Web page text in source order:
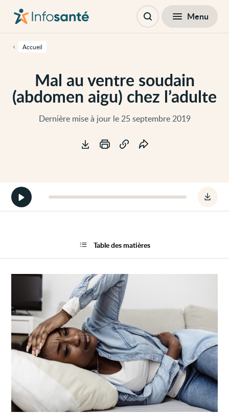
contenu
cette
navigation
principale
Passer
Mal au ventre soudain
(abdomen aigu) chez l’adulte
Dernière mise à jour le 25 septembre 2019
Accueil
principale
Ouvrir Menu
le
aigu)
Démarrer
la
version
Table des matières
Table des matières Fermer